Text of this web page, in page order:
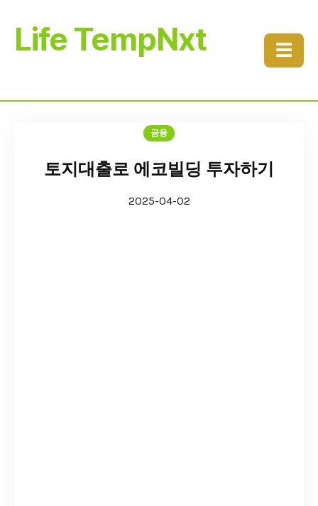
Life TempNxt ☰
금융
토지대출로 에코빌딩 투자하기
2025-04-02